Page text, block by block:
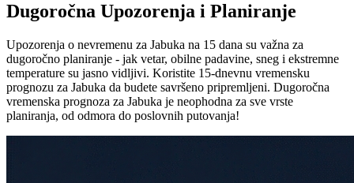
Dugoročna Upozorenja i Planiranje
Upozorenja o nevremenu za Jabuka na 15 dana su važna za
dugoročno planiranje - jak vetar, obilne padavine, sneg i ekstremne
temperature su jasno vidljivi. Koristite 15-dnevnu vremensku
prognozu za Jabuka da budete savršeno pripremljeni. Dugoročna
vremenska prognoza za Jabuka je neophodna za sve vrste
planiranja, od odmora do poslovnih putovanja!